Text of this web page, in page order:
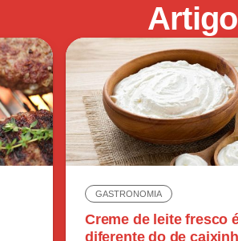
GASTRONOMIA
Creme de leite fresco
diferente do de